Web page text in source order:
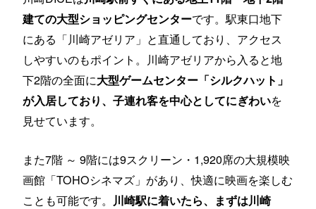
建ての大型ショッピングセンターです。駅東口地下
にある「川崎アゼリア」と直通しており、アクセス
しやすいのもポイント。川崎アゼリアから入ると地
下2階の全面に大型ゲームセンター「シルクハット」
が入居しており、子連れ客を中心としてにぎわいを
見せています。
また7階 ～ 9階には9スクリーン・1,920席の大規模映
画館「TOHOシネマズ」があり、快適に映画を楽しむ
ことも可能です。 川崎駅に着いたら、まずは川崎